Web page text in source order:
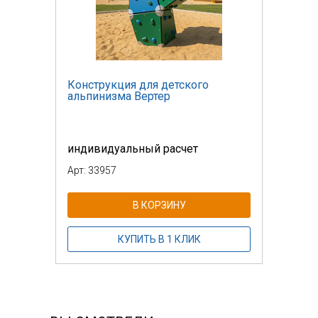
Конструкция для детского
альпинизма Вертер
индивидуальный расчет
Арт: 33957
В КОРЗИНУ
КУПИТЬ В 1 КЛИК